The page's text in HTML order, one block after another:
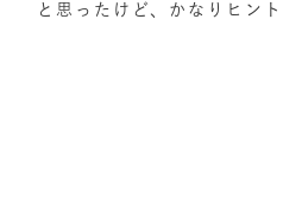
と思ったけど、かなりヒン